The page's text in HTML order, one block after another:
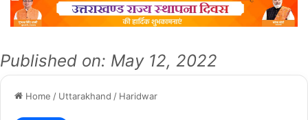
Published on: May 12, 2022
Home / Uttarakhand / Haridwar